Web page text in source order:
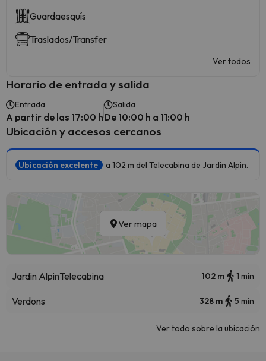
Guardaesquís
Traslados/Transfer
Ver todos
Horario de entrada y salida
Entrada
A partir de las 17:00 h
Salida
De 10:00 h a 11:00 h
Ubicación y accesos cercanos
Ubicación excelente a 102 m del Telecabina de Jardin Alpin.
Ver mapa
Jardin AlpinTelecabina 102 m 1 min
Verdons 328 m 5 min
Ver todo sobre la ubicación